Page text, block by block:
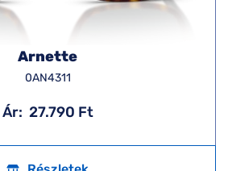
Arnette
0AN4311
Ár: 27.790 Ft